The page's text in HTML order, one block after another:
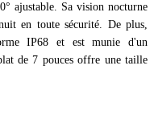
ajustable. Sa vision nocturne
en toute sécurité. De plus,
IP68 et est munie d'un
de 7 pouces offre une taille